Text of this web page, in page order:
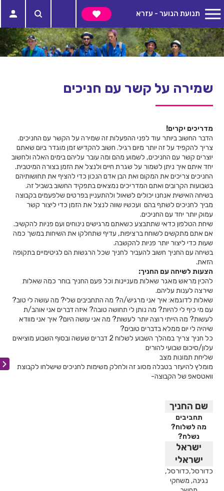
תנועת הנוער - עזרא
שמירה על קשר עם חניכים
מדריכים יקרים!
הדבר החשוב ביותר עוד לפני ההפעלות זה שמירה על הקשר עם החניכים.
צריך להקפיד על זה יותר מיום רגיל. חשוב להקדיש זמן מוגדר ביום שאתם
יוצרים קשר עם החניכים, לשמוע מהם ומה עובר עליהם בימים האלה ולחשוב
יחד איתם איך ניתן לשמור על שגרת חיים ולנצל את הזמן בצורה המיטבית.
החניכים צריכים את המקום ואת הבן אדם הנכון כדי להציף את תחושותיהם
בשבועות הקרובים ואתם המדריכים נמצאים בתפקיד החשוב בשביל זה.
בשיחה האישית אנחנו יכולים לשאול ולהתעניין בפרטים שלפעמים בקבוצה
מביך לחניכים לשתף בהם ועכשיו שווה לנצל את הזמן כדי ליצור קשר
עמוק יותר יחד עם החניכים.
שיחת הטלפון כדאי שתתבצע כשאתם מרגישים נינוחים ועם פניות להקשיב.
אם אתם מתקשים לשוחח ברציפות, עדיף שתחלקו את השיחות במשך כמה
שעות כדי ליצור יותר פניות להקשבה.
בשיחה עם החניך חשוב להעביר לחניך שכל הרגשות הם לגיטימיים בתקופה
הזאת.
הצעות לשיחה עם החניך:
להכין מראש מאגר שאלות מעניינות וכל פעם החניך בוחר כמה שאלות
שירצה לענות עליהם.
שאלות לדוגמא: איך אני מרגיש/ה? מה התחביבים שלי? מה עושה לי טוב?
עם מי כיף לי להיות? מה נותן לי תחושה טובה? איזה דברים אני אוהב/ת
לעשות? מה הייתי רוצה יותר לעשות? מה אני עושה היום? איך אני מוודא
שיהיה לי יום ממלא בדברים טובים?
כל חניך צריך במהלך השבוע לשלוח 2 דברים שעשה ובסוף השבוע מוציאים
עלון/סיכום שבועי להורים
שליחת תמונות מצב
מומלץ להיעזר בטבלה מסוג זה ולחלק משימות לחניכים שישלחו לקבוצת
וואטסאפ של הקבוצה-
שם החניך
תחביבים
מה לשלוח?
נשלח?
ישראל
ישראלי
כדורסל,כדורסל,
נגינה, משחקי